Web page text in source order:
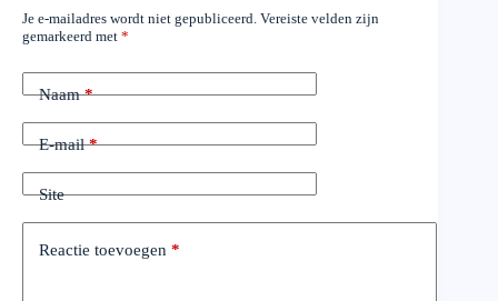
Je e-mailadres wordt niet gepubliceerd. Vereiste velden zijn
gemarkeerd met *
Naam*
E-mail*
Site
Reactie toevoegen *